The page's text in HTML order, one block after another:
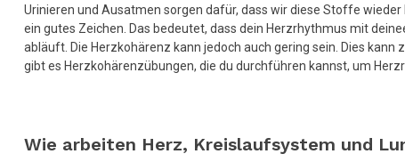
Urinieren und Ausatmen sorgen dafür, dass wir diese Stoffe
ein gutes Zeichen. Das bedeutet, dass dein Herzrhythmus mit
abläuft. Die Herzkohärenz kann jedoch auch gering sein. Dies
gibt es Herzkohärenzübungen, die du durchführen kannst, um
Wie arbeiten Herz, Kreislaufsystem und